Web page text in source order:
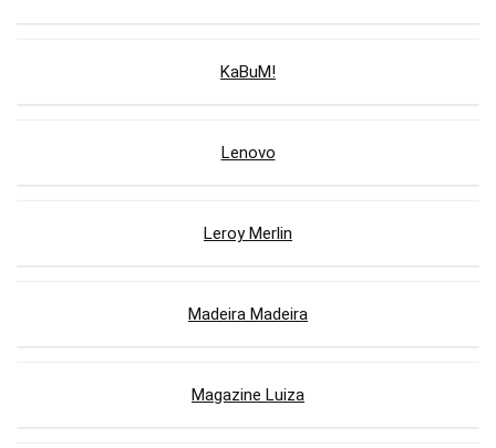
KaBuM!
Lenovo
Leroy Merlin
Madeira Madeira
Magazine Luiza